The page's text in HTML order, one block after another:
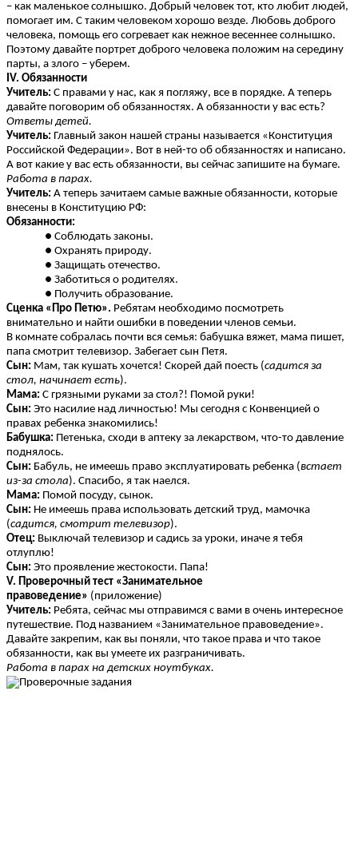
– как маленькое солнышко. Добрый человек тот, кто любит людей,
помогает им. С таким человеком хорошо везде. Любовь доброго
человека, помощь его согревает как нежное весеннее солнышко.
Поэтому давайте портрет доброго человека положим на середину
парты, а злого – уберем.
IV. Обязанности
Учитель: C правами у нас, как я погляжу, все в порядке. А теперь
давайте поговорим об обязанностях. А обязанности у вас есть?
Ответы детей.
Учитель: Главный закон нашей страны называется «Конституция
Российской Федерации». Вот в ней-то об обязанностях и написано.
А вот какие у вас есть обязанности, вы сейчас запишите на бумаге.
Работа в парах.
Учитель: А теперь зачитаем самые важные обязанности, которые
внесены в Конституцию РФ:
Обязанности:
Соблюдать законы.
Охранять природу.
Защищать отечество.
Заботиться о родителях.
Получить образование.
Сценка «Про Петю». Ребятам необходимо посмотреть
внимательно и найти ошибки в поведении членов семьи.
В комнате собралась почти вся семья: бабушка вяжет, мама пишет,
папа смотрит телевизор. Забегает сын Петя.
Сын: Мам, так кушать хочется! Скорей дай поесть (садится за
стол, начинает есть).
Мама: С грязными руками за стол?! Помой руки!
Сын: Это насилие над личностью! Мы сегодня с Конвенцией о
правах ребенка знакомились!
Бабушка: Петенька, сходи в аптеку за лекарством, что-то давление
поднялось.
Сын: Бабуль, не имеешь право эксплуатировать ребенка (встает
из-за стола). Спасибо, я так наелся.
Мама: Помой посуду, сынок.
Сын: Не имеешь права использовать детский труд, мамочка
(садится, смотрит телевизор).
Отец: Выключай телевизор и садись за уроки, иначе я тебя
отлуплю!
Сын: Это проявление жестокости. Папа!
V. Проверочный тест «Занимательное
правоведение» (приложение)
Учитель: Ребята, сейчас мы отправимся с вами в очень интересное
путешествие. Под названием «Занимательное правоведение».
Давайте закрепим, как вы поняли, что такое права и что такое
обязанности, как вы умеете их разграничивать.
Работа в парах на детских ноутбуках.